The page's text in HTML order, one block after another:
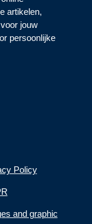
artikelen,
jouw
persoonlijke
Policy
and graphic